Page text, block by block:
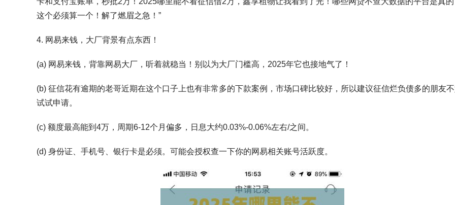
这个必须算一个！解了燃眉之急！”
4. 网易来钱，大厂背景有点东西！
(a) 网易来钱，背靠网易大厂，听着就稳当！别以为大厂门槛高，2025年它也接地气了！
(b) 征信花有逾期的老哥近期在这个口子上也有非常多的下款案例，市场口碑比较好，所以建议征信烂负债多的朋友
试试申请。
(c) 额度最高能到4万，周期6-12个月偏多，日息大约0.03%-0.06%左右/之间。
(d) 身份证、手机号、银行卡是必须。可能会授权查一下你的网易相关账号活跃度。